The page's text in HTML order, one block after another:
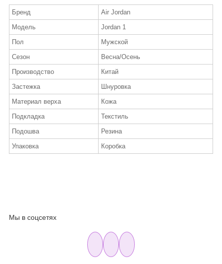
Бренд
Air Jordan
Модель
Jordan 1
Пол
Мужской
Сезон
Весна/Осень
Производство
Китай
Застежка
Шнуровка
Материал верха
Кожа
Подкладка
Текстиль
Подошва
Резина
Упаковка
Коробка
Мы в соцсетях